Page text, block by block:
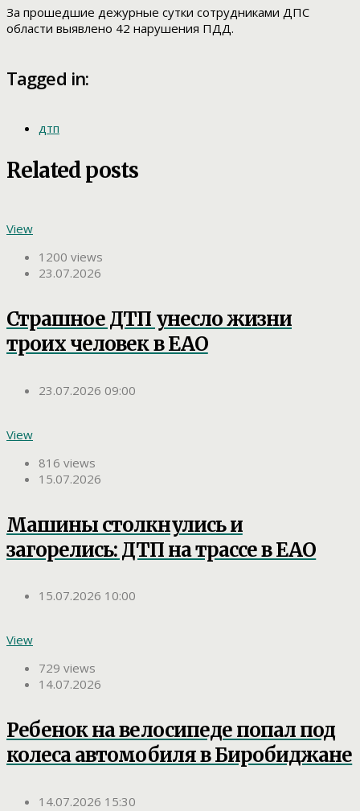
За прошедшие дежурные сутки сотрудниками ДПС
области выявлено 42 нарушения ПДД.
Tagged in:
дтп
Related posts
View
1200 views
23.07.2026
Страшное ДТП унесло жизни
троих человек в ЕАО
23.07.2026 09:00
View
816 views
15.07.2026
Машины столкнулись и
загорелись: ДТП на трассе в ЕАО
15.07.2026 10:00
View
729 views
14.07.2026
Ребенок на велосипеде попал под
колеса автомобиля в Биробиджане
14.07.2026 15:30